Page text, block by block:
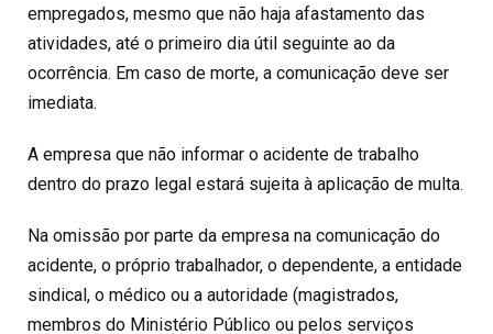
empregados, mesmo que não haja afastamento das
atividades, até o primeiro dia útil seguinte ao da
ocorrência. Em caso de morte, a comunicação deve ser
imediata.
A empresa que não informar o acidente de trabalho
dentro do prazo legal estará sujeita à aplicação de multa.
Na omissão por parte da empresa na comunicação do
acidente, o próprio trabalhador, o dependente, a entidade
sindical, o médico ou a autoridade (magistrados,
membros do Ministério Público ou pelos serviços